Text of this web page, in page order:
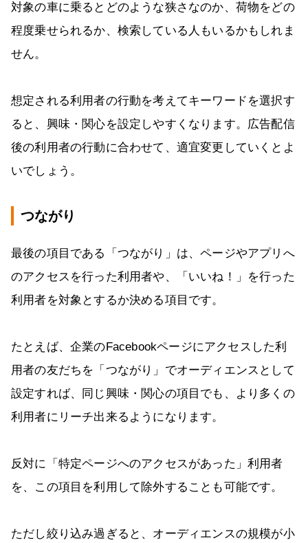
対象の車に乗るとどのような狭さなのか、荷物をどの
程度乗せられるか、検索している人もいるかもしれま
せん。
想定される利用者の行動を考えてキーワードを選択す
ると、興味・関心を設定しやすくなります。広告配信
後の利用者の行動に合わせて、適宜変更していくとよ
いでしょう。
つながり
最後の項目である「つながり」は、ページやアプリへ
のアクセスを行った利用者や、「いいね！」を行った
利用者を対象とするか決める項目です。
たとえば、企業のFacebookページにアクセスした利
用者の友だちを「つながり」でオーディエンスとして
設定すれば、同じ興味・関心の項目でも、より多くの
利用者にリーチ出来るようになります。
反対に「特定ページへのアクセスがあった」利用者
を、この項目を利用して除外することも可能です。
ただし絞り込み過ぎると、オーディエンスの規模が小